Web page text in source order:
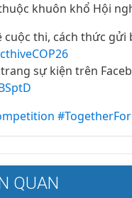
khuôn khổ Hội
cuộc thi, cách thức
trang sự kiện trên
QUAN